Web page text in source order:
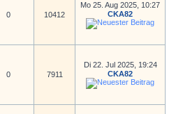
0 10412
Mo 25. Aug 2025, 10:27
CKA82
0 7911
Di 22. Jul 2025, 19:24
CKA82